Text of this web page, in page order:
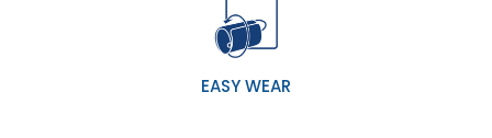
EASY WEAR